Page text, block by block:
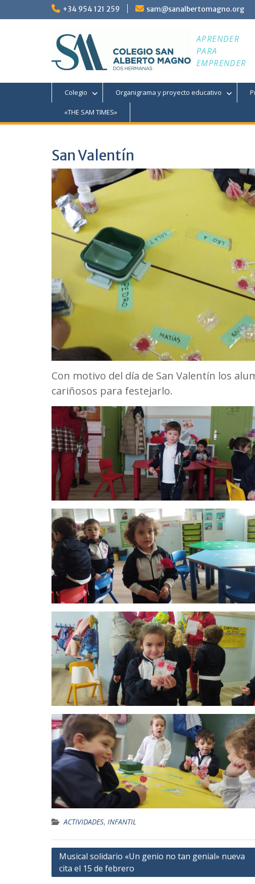
+34 954 121 259 sam@sanalbertomagno.org
APRENDER
PARA
EMPRENDER
Colegio Organigrama y proyecto educativo
«THE SAM TIMES»
San Valentín
Con motivo del día de San Valentín los
cariñosos para festejarlo.
ACTIVIDADES, INFANTIL
Navegación
de
Musical solidario «Un genio no tan genial» nueva
cita el 15 de febrero